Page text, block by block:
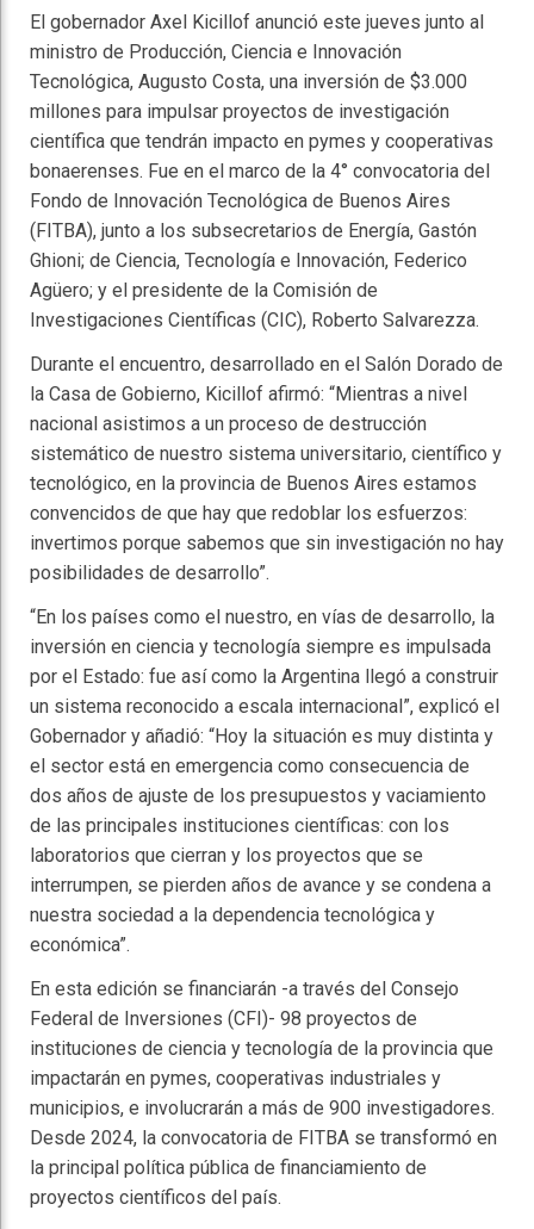
El gobernador Axel Kicillof anunció este jueves junto al
ministro de Producción, Ciencia e Innovación
Tecnológica, Augusto Costa, una inversión de $3.000
millones para impulsar proyectos de investigación
científica que tendrán impacto en pymes y cooperativas
bonaerenses. Fue en el marco de la 4° convocatoria del
Fondo de Innovación Tecnológica de Buenos Aires
(FITBA), junto a los subsecretarios de Energía, Gastón
Ghioni; de Ciencia, Tecnología e Innovación, Federico
Agüero; y el presidente de la Comisión de
Investigaciones Científicas (CIC), Roberto Salvarezza.
Durante el encuentro, desarrollado en el Salón Dorado de
la Casa de Gobierno, Kicillof afirmó: “Mientras a nivel
nacional asistimos a un proceso de destrucción
sistemático de nuestro sistema universitario, científico y
tecnológico, en la provincia de Buenos Aires estamos
convencidos de que hay que redoblar los esfuerzos:
invertimos porque sabemos que sin investigación no hay
posibilidades de desarrollo”.
“En los países como el nuestro, en vías de desarrollo, la
inversión en ciencia y tecnología siempre es impulsada
por el Estado: fue así como la Argentina llegó a construir
un sistema reconocido a escala internacional”, explicó el
Gobernador y añadió: “Hoy la situación es muy distinta y
el sector está en emergencia como consecuencia de
dos años de ajuste de los presupuestos y vaciamiento
de las principales instituciones científicas: con los
laboratorios que cierran y los proyectos que se
interrumpen, se pierden años de avance y se condena a
nuestra sociedad a la dependencia tecnológica y
económica”.
En esta edición se financiarán -a través del Consejo
Federal de Inversiones (CFI)- 98 proyectos de
instituciones de ciencia y tecnología de la provincia que
impactarán en pymes, cooperativas industriales y
municipios, e involucrarán a más de 900 investigadores.
Desde 2024, la convocatoria de FITBA se transformó en
la principal política pública de financiamiento de
proyectos científicos del país.